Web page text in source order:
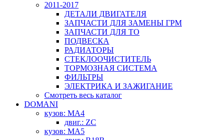
2011-2017
ДЕТАЛИ ДВИГАТЕЛЯ
ЗАПЧАСТИ ДЛЯ ЗАМЕНЫ ГРМ
ЗАПЧАСТИ ДЛЯ ТО
ПОДВЕСКА
РАДИАТОРЫ
СТЕКЛООЧИСТИТЕЛЬ
ТОРМОЗНАЯ СИСТЕМА
ФИЛЬТРЫ
ЭЛЕКТРИКА И ЗАЖИГАНИЕ
Смотреть весь каталог
DOMANI
кузов: MA4
двиг.: ZC
кузов: MA5